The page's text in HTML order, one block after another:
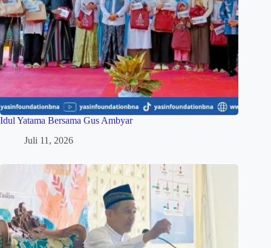
Idul Yatama Bersama Gus Ambyar
Juli 11, 2026